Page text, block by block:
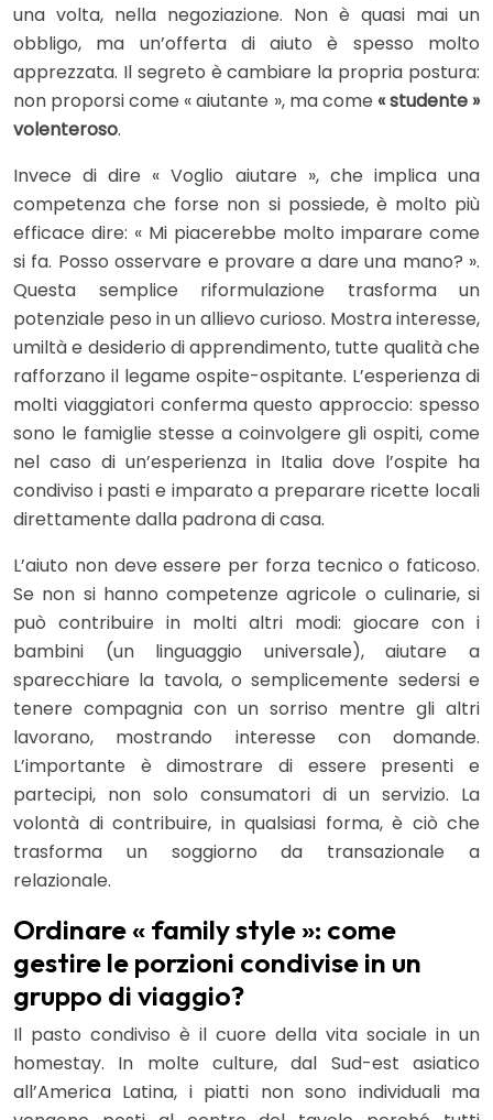
una volta, nella negoziazione. Non è quasi mai un
obbligo, ma un’offerta di aiuto è spesso molto
apprezzata. Il segreto è cambiare la propria postura:
non proporsi come « aiutante », ma come « studente »
volenteroso.
Invece di dire « Voglio aiutare », che implica una
competenza che forse non si possiede, è molto più
efficace dire: « Mi piacerebbe molto imparare come
si fa. Posso osservare e provare a dare una mano? ».
Questa semplice riformulazione trasforma un
potenziale peso in un allievo curioso. Mostra interesse,
umiltà e desiderio di apprendimento, tutte qualità che
rafforzano il legame ospite-ospitante. L’esperienza di
molti viaggiatori conferma questo approccio: spesso
sono le famiglie stesse a coinvolgere gli ospiti, come
nel caso di un’esperienza in Italia dove l’ospite ha
condiviso i pasti e imparato a preparare ricette locali
direttamente dalla padrona di casa.
L’aiuto non deve essere per forza tecnico o faticoso.
Se non si hanno competenze agricole o culinarie, si
può contribuire in molti altri modi: giocare con i
bambini (un linguaggio universale), aiutare a
sparecchiare la tavola, o semplicemente sedersi e
tenere compagnia con un sorriso mentre gli altri
lavorano, mostrando interesse con domande.
L’importante è dimostrare di essere presenti e
partecipi, non solo consumatori di un servizio. La
volontà di contribuire, in qualsiasi forma, è ciò che
trasforma un soggiorno da transazionale a
relazionale.
Ordinare « family style »: come
gestire le porzioni condivise in un
gruppo di viaggio?
Il pasto condiviso è il cuore della vita sociale in un
homestay. In molte culture, dal Sud-est asiatico
all’America Latina, i piatti non sono individuali ma